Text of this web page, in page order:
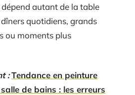
dépend autant de la table
dîners quotidiens, grands
ou moments plus
:Tendance en peinture
de bains : les erreurs